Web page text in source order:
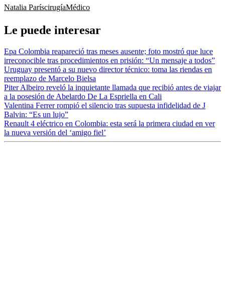
Natalia ParíscirugíaMédico
Le puede interesar
Epa Colombia reapareció tras meses ausente; foto mostró que luce
irreconocible tras procedimientos en prisión: “Un mensaje a todos”
Uruguay presentó a su nuevo director técnico: toma las riendas en
reemplazo de Marcelo Bielsa
Piter Albeiro reveló la inquietante llamada que recibió antes de viajar
a la posesión de Abelardo De La Espriella en Cali
Valentina Ferrer rompió el silencio tras supuesta infidelidad de J
Balvin: “Es un lujo”
Renault 4 eléctrico en Colombia: esta será la primera ciudad en ver
la nueva versión del ‘amigo fiel’